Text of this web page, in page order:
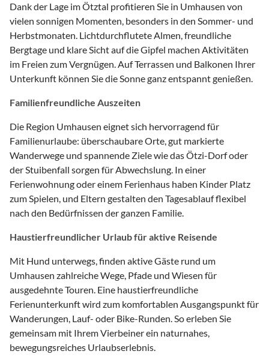
Dank der Lage im Ötztal profitieren Sie in Umhausen von
vielen sonnigen Momenten, besonders in den Sommer- und
Herbstmonaten. Lichtdurchflutete Almen, freundliche
Bergtage und klare Sicht auf die Gipfel machen Aktivitäten
im Freien zum Vergnügen. Auf Terrassen und Balkonen Ihrer
Unterkunft können Sie die Sonne ganz entspannt genießen.
Familienfreundliche Auszeiten
Die Region Umhausen eignet sich hervorragend für
Familienurlaube: überschaubare Orte, gut markierte
Wanderwege und spannende Ziele wie das Ötzi-Dorf oder
der Stuibenfall sorgen für Abwechslung. In einer
Ferienwohnung oder einem Ferienhaus haben Kinder Platz
zum Spielen, und Eltern gestalten den Tagesablauf flexibel
nach den Bedürfnissen der ganzen Familie.
Haustierfreundlicher Urlaub für aktive Reisende
Mit Hund unterwegs, finden aktive Gäste rund um
Umhausen zahlreiche Wege, Pfade und Wiesen für
ausgedehnte Touren. Eine haustierfreundliche
Ferienunterkunft wird zum komfortablen Ausgangspunkt für
Wanderungen, Lauf- oder Bike-Runden. So erleben Sie
gemeinsam mit Ihrem Vierbeiner ein naturnahes,
bewegungsreiches Urlaubserlebnis.